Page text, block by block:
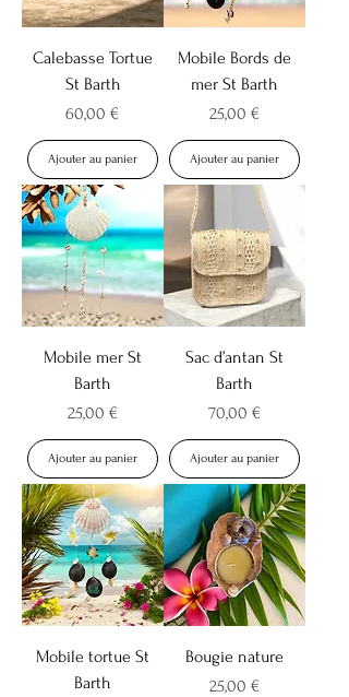
Calebasse Tortue
St Barth
Prix
60,00 €
Ajouter au panier
Mobile Bords de
mer St Barth
Prix
25,00 €
Ajouter au panier
Mobile mer St
Barth
Prix
25,00 €
Ajouter au panier
Sac d’antan St
Barth
Prix
70,00 €
Ajouter au panier
Mobile tortue St
Barth
Bougie nature
Prix
25,00 €